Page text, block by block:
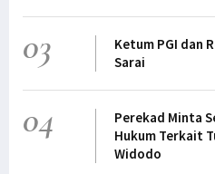
03
Ketum PGI dan
Sarai
04
Perekad Minta
Hukum Terkait
Widodo